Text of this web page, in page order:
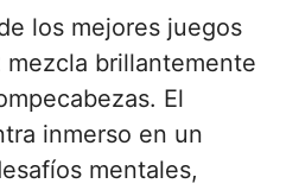
los mejores juegos
mezcla brillantemente
El
inmerso en un
mentales,